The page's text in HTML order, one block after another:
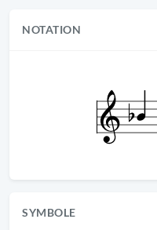
NOTATION
SYMBOLE